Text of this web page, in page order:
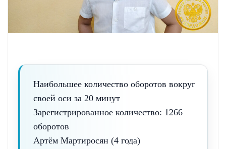
Наибольшее количество оборотов вокруг
своей оси за 20 минут
Зарегистрированное количество: 1266
оборотов
Артём Мартиросян (4 года)